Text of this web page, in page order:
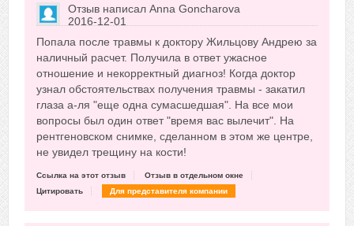
Отзыв написал Anna Goncharova
2016-12-01
+3
Сказать друзьям об отзыве
Попала после травмы к доктору Жильцову Андрею за
наличный расчет. Получила в ответ ужасное
отношение и некорректный диагноз! Когда доктор
узнал обстоятельствах получения травмы - закатил
глаза а-ля "еще одна сумасшедшая". На все мои
вопросы был один ответ "время вас вылечит". На
рентгеновском снимке, сделанном в этом же центре,
не увидел трещину на кости!
Ссылка на этот отзыв
Отзыв в отдельном окне
Цитировать
Для представителя компании